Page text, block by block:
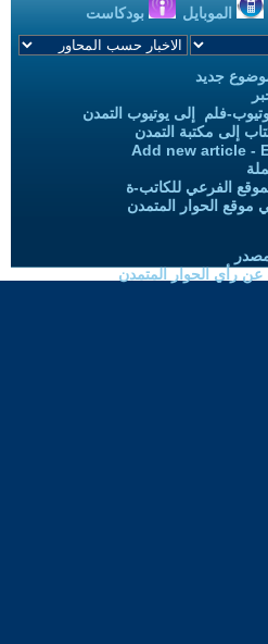
الموبايل بودكاست
جديد
فلم إلى يوتيوب التمدن
إلى مكتبة التمدن
Add new article -
الفرعي للكاتب-ة
موقع الحوار المتمدن
عن رأي الحوار المتمدن